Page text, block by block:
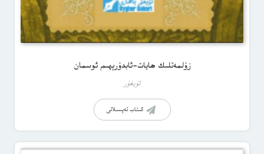
زۇلمەتلىك ھايات-ئابدۇرېھىم ئوسمان
ئۇيغۇر
كىتاب تەپسىلاتى